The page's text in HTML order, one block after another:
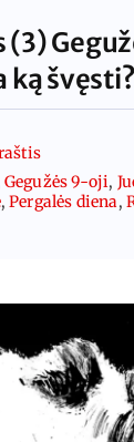
(3)
ką
Gegužės 9-oji,
,Pergalės diena,